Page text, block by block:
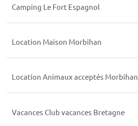
Camping Le Fort Espagnol
Location Maison Morbihan
Location Animaux acceptés Morbihan
Vacances Club vacances Bretagne